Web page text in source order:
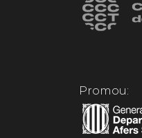
Promou: